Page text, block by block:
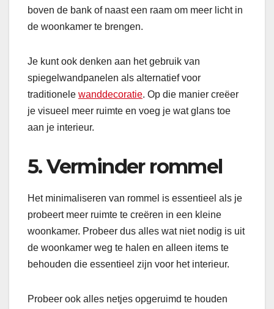
boven de bank of naast een raam om meer licht in
de woonkamer te brengen.
Je kunt ook denken aan het gebruik van
spiegelwandpanelen als alternatief voor
traditionele wanddecoratie. Op die manier creëer
je visueel meer ruimte en voeg je wat glans toe
aan je interieur.
5. Verminder rommel
Het minimaliseren van rommel is essentieel als je
probeert meer ruimte te creëren in een kleine
woonkamer. Probeer dus alles wat niet nodig is uit
de woonkamer weg te halen en alleen items te
behouden die essentieel zijn voor het interieur.
Probeer ook alles netjes opgeruimd te houden